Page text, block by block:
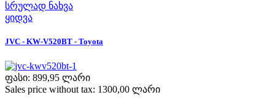
სრულად ნახვა
ყიდვა
JVC - KW-V520BT - Toyota
ფასი: 899,95 ლარი
Sales price without tax: 1300,00 ლარი